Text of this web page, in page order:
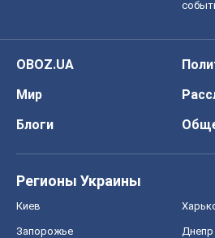
OBOZ.UA
Мир
Блоги
Регионы Украины
Киев
Запорожье Днепр